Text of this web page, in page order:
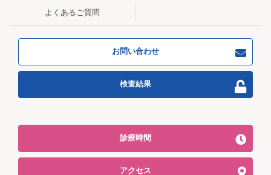
よくあるご質問
お問い合わせ
検査結果
診療時間
アクセス